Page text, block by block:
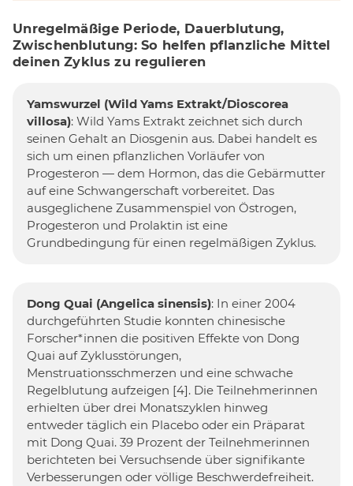
Unregelmäßige Periode, Dauerblutung,
Zwischenblutung: So helfen pflanzliche Mittel
deinen Zyklus zu regulieren
Yamswurzel (Wild Yams Extrakt/Dioscorea
villosa): Wild Yams Extrakt zeichnet sich durch
seinen Gehalt an Diosgenin aus. Dabei handelt es
sich um einen pflanzlichen Vorläufer von
Progesteron — dem Hormon, das die Gebärmutter
auf eine Schwangerschaft vorbereitet. Das
ausgeglichene Zusammenspiel von Östrogen,
Progesteron und Prolaktin ist eine
Grundbedingung für einen regelmäßigen Zyklus.
Dong Quai (Angelica sinensis): In einer 2004
durchgeführten Studie konnten chinesische
Forscher*innen die positiven Effekte von Dong
Quai auf Zyklusstörungen,
Menstruationsschmerzen und eine schwache
Regelblutung aufzeigen [4]. Die Teilnehmerinnen
erhielten über drei Monatszyklen hinweg
entweder täglich ein Placebo oder ein Präparat
mit Dong Quai. 39 Prozent der Teilnehmerinnen
berichteten bei Versuchsende über signifikante
Verbesserungen oder völlige Beschwerdefreiheit.